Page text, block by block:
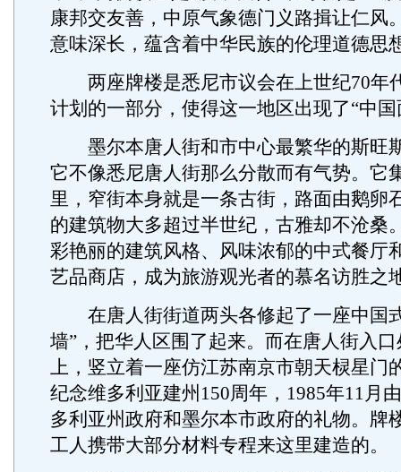
康邦交友善，中原气象德门义路揖让仁风
意味深长，蕴含着中华民族的伦理道德思
两座牌楼是悉尼市议会在上世纪70年
计划的一部分，使得这一地区出现了“中国
墨尔本唐人街和市中心最繁华的斯旺
它不像悉尼唐人街那么分散而有气势。它
里，窄街本身就是一条古街，路面由鹅卵
的建筑物大多超过半世纪，古雅却不沧桑
彩艳丽的建筑风格、风味浓郁的中式餐厅
艺品商店，成为旅游观光者的慕名访胜之
在唐人街街道两头各修起了一座中国
墙”，把华人区围了起来。而在唐人街入
上，竖立着一座仿江苏南京市朝天棂星门
纪念维多利亚建州150周年，1985年11月
多利亚州政府和墨尔本市政府的礼物。牌
工人携带大部分材料专程来这里建造的。